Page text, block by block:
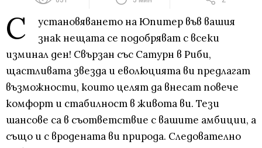
С
установяването на Юпитер във вашия
знак нещата се подобряват с всеки
изминал ден! Свързан със Сатурн в Риби,
щастливата звезда и еволюцията ви предлагат
възможности, които целят да внесат повече
комфорт и стабилност в живота ви. Тези
шансове са в съответствие с вашите амбиции, а
също и с вродената ви природа. Следователно